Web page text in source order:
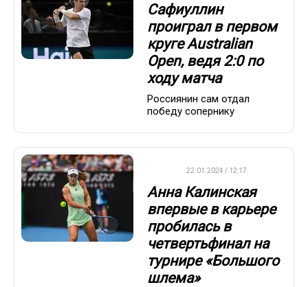
Сафиуллин
проиграл в первом
круге Australian
Open, ведя 2:0 по
ходу матча
Россиянин сам отдал
победу сопернику
22.01.2024 / 12:17
Анна Калинская
впервые в карьере
пробилась в
четвертьфинал на
турнире «Большого
шлема»